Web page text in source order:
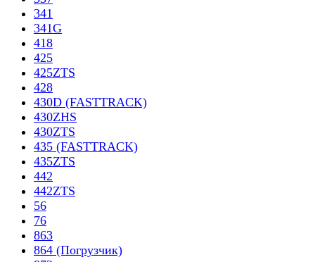
341
341G
418
425
425ZTS
428
430D (FASTTRACK)
430ZHS
430ZTS
435 (FASTTRACK)
435ZTS
442
442ZTS
56
76
863
864 (Погрузчик)